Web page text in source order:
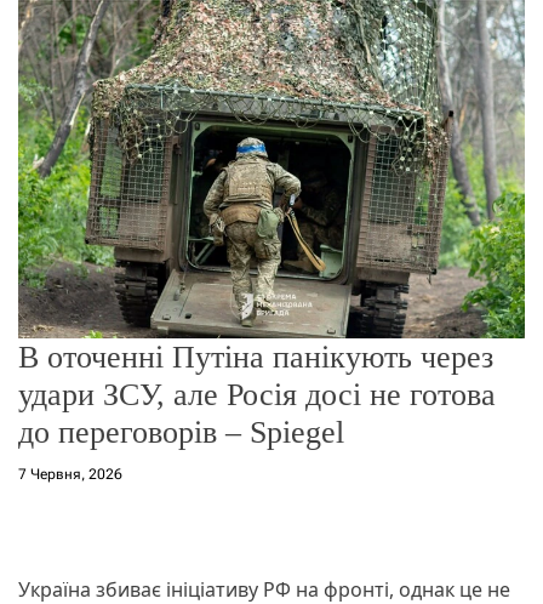
о
г
о
р
е
ж
и
м
у
В оточенні Путіна панікують через
удари ЗСУ, але Росія досі не готова
до переговорів – Spiegel
7 Червня, 2026
Україна збиває ініціативу РФ на фронті, однак це не